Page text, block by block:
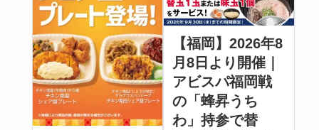
【福岡】2026年8
月8日より開催｜
アビスパ福岡戦
の「蜂昇うち
わ」持参で替